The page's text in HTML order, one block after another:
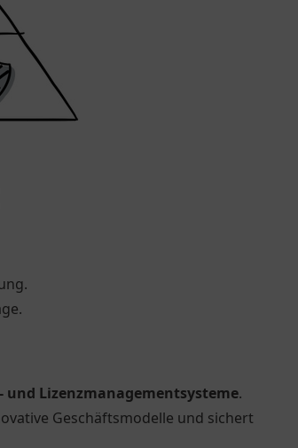
Lizenzmanagementsysteme.
Geschäftsmodelle und sichert